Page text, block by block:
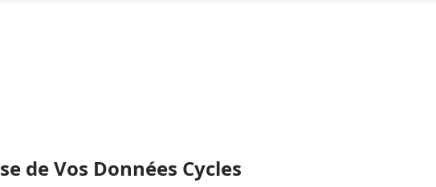
de Vos Données Cycles